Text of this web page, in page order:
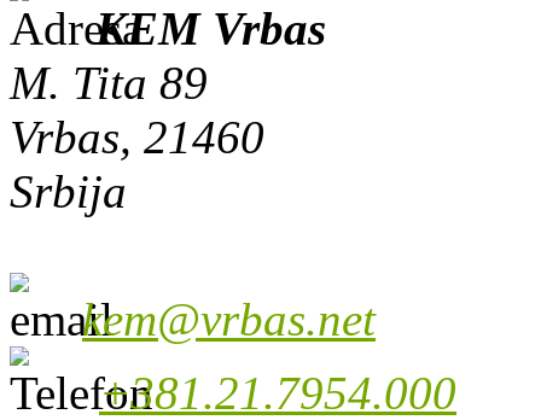
KEM Vrbas
M. Tita 89
Vrbas, 21460
Srbija
kem@vrbas.net
+381.21.7954.000